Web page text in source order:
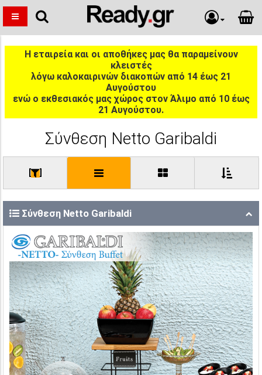
Η εταιρεία και οι αποθήκες μας θα παραμείνουν
κλειστές
λόγω καλοκαιρινών διακοπών από 14 έως 21
Αυγούστου
ενώ ο εκθεσιακός μας χώρος στον Άλιμο από 10 έως
21 Αυγούστου.
Σύνθεση Netto Garibaldi
[ ]
Σύνθεση Netto Garibaldi